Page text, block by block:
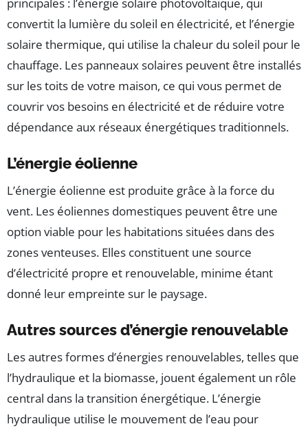
convertit la lumière du soleil en électricité, et l’énergie
solaire thermique, qui utilise la chaleur du soleil pour le
chauffage. Les panneaux solaires peuvent être installés
sur les toits de votre maison, ce qui vous permet de
couvrir vos besoins en électricité et de réduire votre
dépendance aux réseaux énergétiques traditionnels.
L’énergie éolienne
L’énergie éolienne est produite grâce à la force du
vent. Les éoliennes domestiques peuvent être une
option viable pour les habitations situées dans des
zones venteuses. Elles constituent une source
d’électricité propre et renouvelable, minime étant
donné leur empreinte sur le paysage.
Autres sources d’énergie renouvelable
Les autres formes d’énergies renouvelables, telles que
l’hydraulique et la biomasse, jouent également un rôle
central dans la transition énergétique. L’énergie
hydraulique utilise le mouvement de l’eau pour